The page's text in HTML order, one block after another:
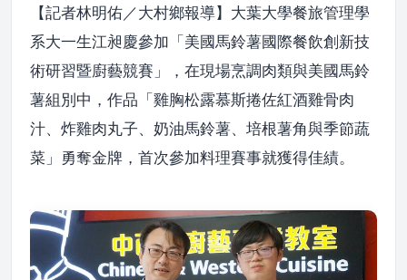
【記者林明佑／大村鄉報導】大葉大學餐旅管理學
系大一生江昶慶參加「美國馬鈴薯國際餐飲創新技
術研習暨廚藝競賽」，在現場烹調肉類與美國馬鈴
薯組別中，作品「雞胸松露慕斯捲佐紅酒雞骨肉
汁、炸雞肉丸子、奶油馬鈴薯、培根薯角與季節蔬
菜」勇奪金牌，首次參加料理賽事就獲得佳績。